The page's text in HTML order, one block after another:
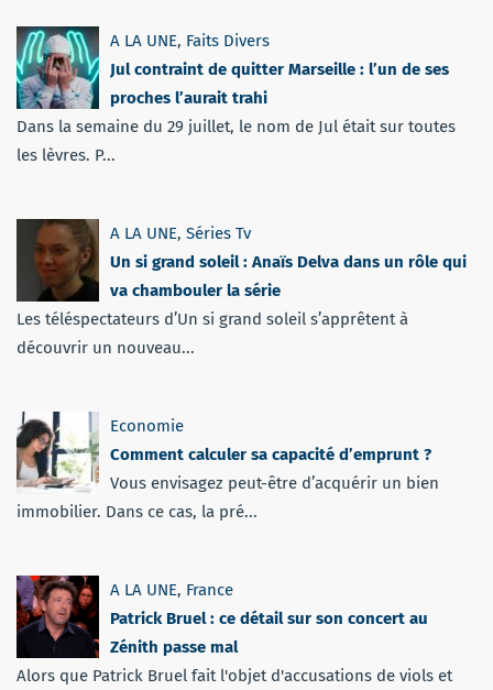
A LA UNE, Faits Divers
Jul contraint de quitter Marseille : l’un de ses
proches l’aurait trahi
Dans la semaine du 29 juillet, le nom de Jul était sur toutes
les lèvres. P...
A LA UNE, Séries Tv
Un si grand soleil : Anaïs Delva dans un rôle qui
va chambouler la série
Les téléspectateurs d’Un si grand soleil s’apprêtent à
découvrir un nouveau...
Economie
Comment calculer sa capacité d’emprunt ?
Vous envisagez peut-être d’acquérir un bien
immobilier. Dans ce cas, la pré...
A LA UNE, France
Patrick Bruel : ce détail sur son concert au
Zénith passe mal
Alors que Patrick Bruel fait l'objet d'accusations de viols et